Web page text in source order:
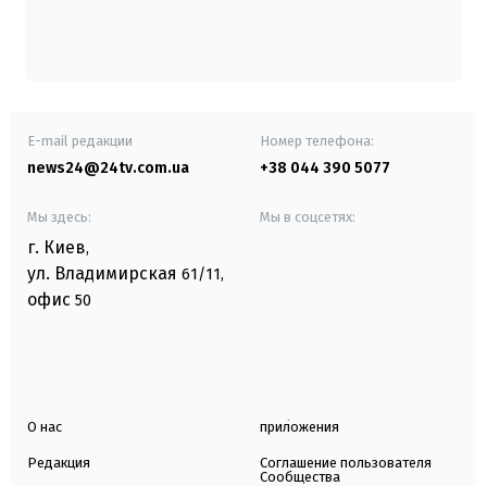
E-mail редакции
news24@24tv.com.ua
Номер телефона:
+38 044 390 5077
Мы здесь:
г. Киев,
ул. Владимирская 61/11,
офис 50
Мы в соцсетях:
О нас
Редакция
приложения
Соглашение пользователя
Сообщества